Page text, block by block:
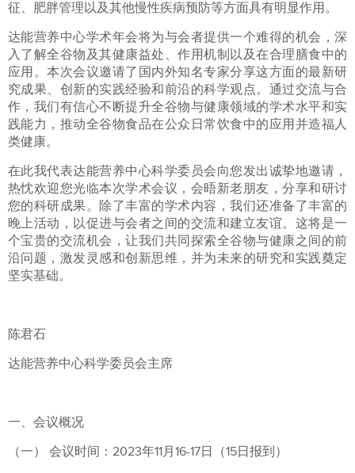
征、肥胖管理以及其他慢性疾病预防等方面具有明显作用。
达能营养中心学术年会将为与会者提供一个难得的机会，深
入了解全谷物及其健康益处、作用机制以及在合理膳食中的
应用。本次会议邀请了国内外知名专家分享这方面的最新研
究成果、创新的实践经验和前沿的科学观点。通过交流与合
作，我们有信心不断提升全谷物与健康领域的学术水平和实
践能力，推动全谷物食品在公众日常饮食中的应用并造福人
类健康。
在此我代表达能营养中心科学委员会向您发出诚挚地邀请，
热忱欢迎您光临本次学术会议，会晤新老朋友，分享和研讨
您的科研成果。除了丰富的学术内容，我们还准备了丰富的
晚上活动，以促进与会者之间的交流和建立友谊。这将是一
个宝贵的交流机会，让我们共同探索全谷物与健康之间的前
沿问题，激发灵感和创新思维，并为未来的研究和实践奠定
坚实基础。
陈君石
达能营养中心科学委员会主席
一、会议概况
（一） 会议时间：2023年11月16-17日（15日报到）